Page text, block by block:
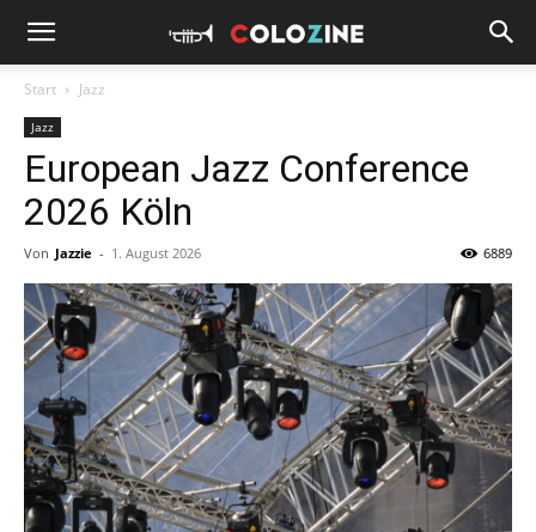
Start Jazz
Jazz
European Jazz Conference
2026 Köln
Von Jazzie - 1. August 2026 6889